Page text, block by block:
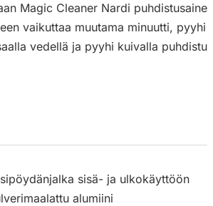
Magic Cleaner Nardi
vaikuttaa muutama minuutti,
vedellä ja pyyhi kuivalla
sisä- ja ulkokäyttöön
alumiini